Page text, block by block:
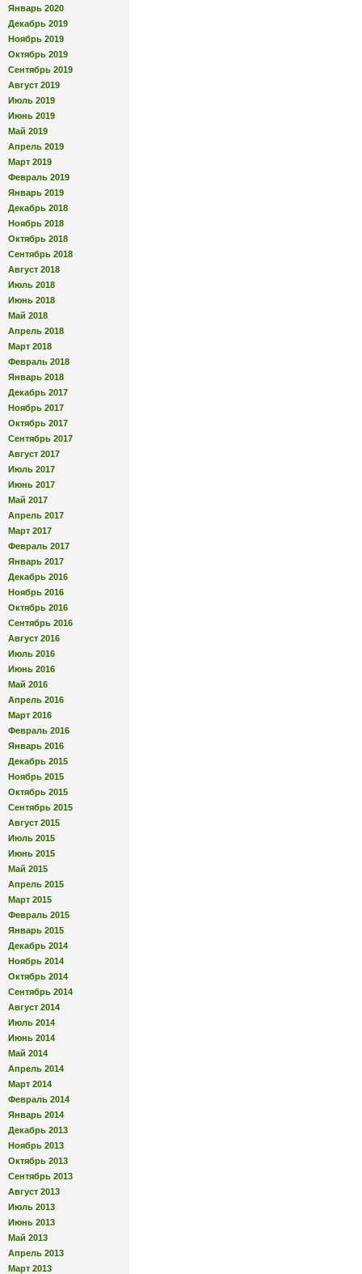
Январь 2020
Декабрь 2019
Ноябрь 2019
Октябрь 2019
Сентябрь 2019
Август 2019
Июль 2019
Июнь 2019
Май 2019
Апрель 2019
Март 2019
Февраль 2019
Январь 2019
Декабрь 2018
Ноябрь 2018
Октябрь 2018
Сентябрь 2018
Август 2018
Июль 2018
Июнь 2018
Май 2018
Апрель 2018
Март 2018
Февраль 2018
Январь 2018
Декабрь 2017
Ноябрь 2017
Октябрь 2017
Сентябрь 2017
Август 2017
Июль 2017
Июнь 2017
Май 2017
Апрель 2017
Март 2017
Февраль 2017
Январь 2017
Декабрь 2016
Ноябрь 2016
Октябрь 2016
Сентябрь 2016
Август 2016
Июль 2016
Июнь 2016
Май 2016
Апрель 2016
Март 2016
Февраль 2016
Январь 2016
Декабрь 2015
Ноябрь 2015
Октябрь 2015
Сентябрь 2015
Август 2015
Июль 2015
Июнь 2015
Май 2015
Апрель 2015
Март 2015
Февраль 2015
Январь 2015
Декабрь 2014
Ноябрь 2014
Октябрь 2014
Сентябрь 2014
Август 2014
Июль 2014
Июнь 2014
Май 2014
Апрель 2014
Март 2014
Февраль 2014
Январь 2014
Декабрь 2013
Ноябрь 2013
Октябрь 2013
Сентябрь 2013
Август 2013
Июль 2013
Июнь 2013
Май 2013
Апрель 2013
Март 2013